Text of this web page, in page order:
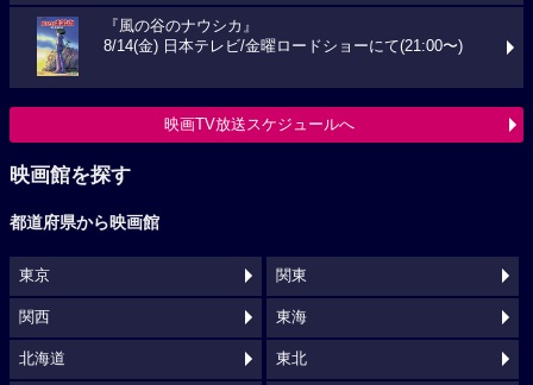
『風の谷のナウシカ』
8/14(金) 日本テレビ/金曜ロードショーにて(21:00〜)
映画TV放送スケジュールへ
映画館を探す
都道府県から映画館
東京 関東
関西 東海
北海道 東北